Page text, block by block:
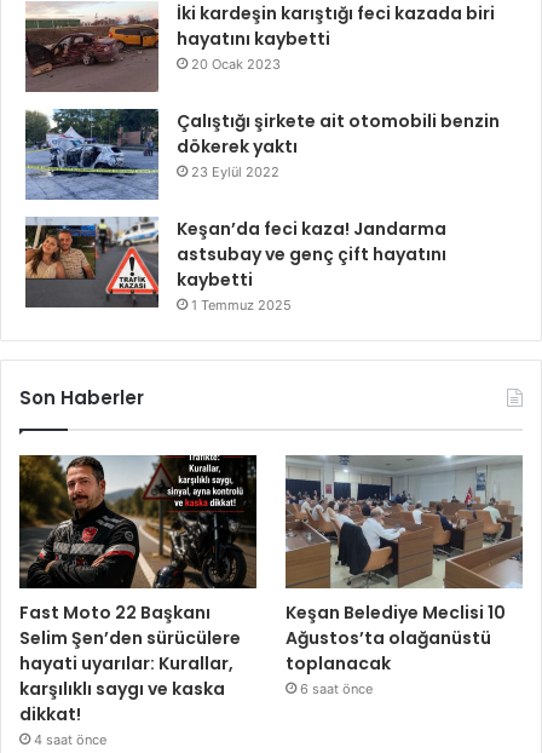
İki kardeşin karıştığı feci kazada biri
hayatını kaybetti
20 Ocak 2023
Çalıştığı şirkete ait otomobili benzin
dökerek yaktı
23 Eylül 2022
Keşan’da feci kaza! Jandarma
astsubay ve genç çift hayatını
kaybetti
1 Temmuz 2025
Son Haberler
Fast Moto 22 Başkanı
Selim Şen’den sürücülere
hayati uyarılar: Kurallar,
karşılıklı saygı ve kaska
dikkat!
4 saat önce
Keşan Belediye Meclisi 10
Ağustos’ta olağanüstü
toplanacak
6 saat önce